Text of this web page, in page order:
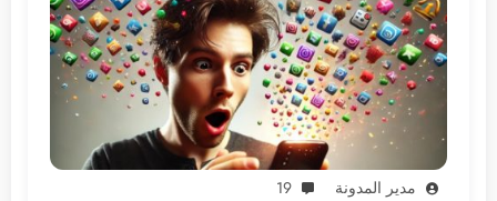
مدير المدونة 19